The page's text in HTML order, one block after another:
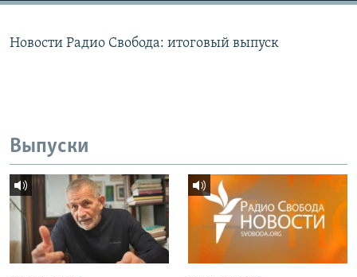
Новости Радио Свобода: итоговый выпуск
Выпуски